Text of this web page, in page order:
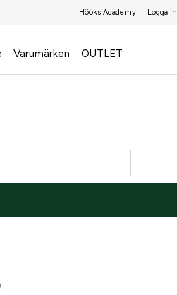
Hööks Academy Logga in
Varumärken OUTLET